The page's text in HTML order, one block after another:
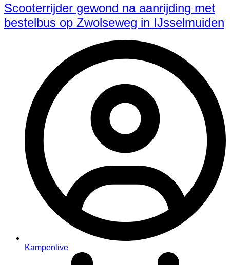
Scooterrijder gewond na aanrijding met
bestelbus op Zwolseweg in IJsselmuiden
Kampenlive